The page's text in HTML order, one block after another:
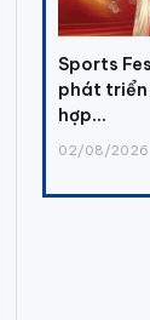
Sports
phát triển
hợp...
02/08/2026